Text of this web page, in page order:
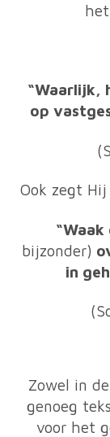
“Waarlijk,
op
Ook zegt
bijzonder)
in
Zowel in
genoeg
voor het